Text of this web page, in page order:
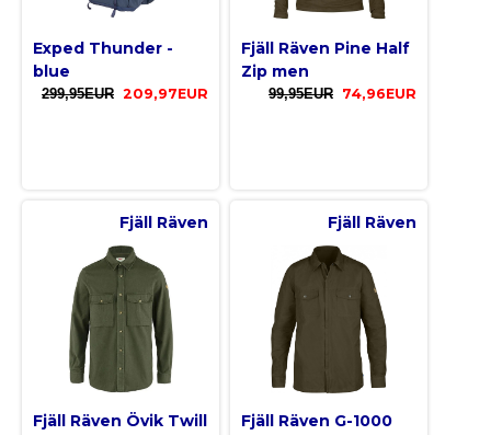
Exped Thunder -
blue
299,95EUR 209,97EUR
Fjäll Räven Pine Half
Zip men
99,95EUR 74,96EUR
Fjäll Räven
Fjäll Räven Övik Twill
Fjäll Räven
Fjäll Räven G-1000